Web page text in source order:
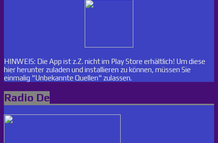
HINWEIS: Die App ist z.Z. nicht im Play Store erhältlich! Um diese
hier herunter zuladen und installieren zu können, müssen Sie
einmalig "Unbekannte Quellen" zulassen.
Radio De